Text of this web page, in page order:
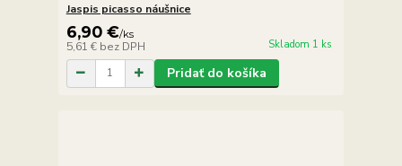
Jaspis picasso náušnice
6,90 €/ks
5,61 € bez DPH Skladom 1 ks
Pridať do košíka